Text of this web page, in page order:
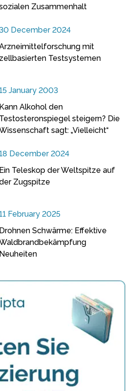
Zusammenhalt
December 2024
mit
zellbasierten Testsystemen
January 2003
Kann Alkohol den
Testosteronspiegel steigern? Die
sagt: „Vielleicht“
December 2024
Ein Teleskop der Weltspitze auf
Zugspitze
February 2025
Drohnen Schwärme: Effektive
Neuheiten